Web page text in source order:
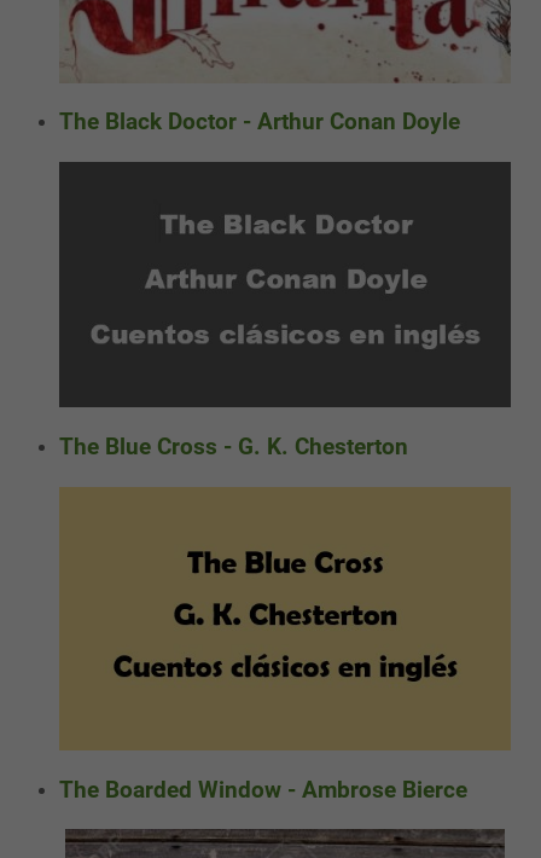
The Black Doctor - Arthur Conan Doyle
The Blue Cross - G. K. Chesterton
The Boarded Window - Ambrose Bierce